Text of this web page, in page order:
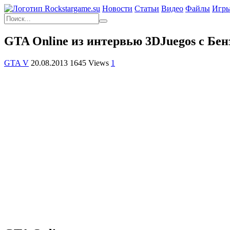
Новости Статьи Видео Файлы
GTA Online из интервью 3DJuegos с
GTA V 20.08.2013 1645 Views 1